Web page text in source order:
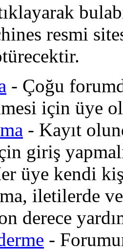
resmi
- Çoğu
için üye
- Kayıt
giriş
üye kendi
iletilerde
derece
-